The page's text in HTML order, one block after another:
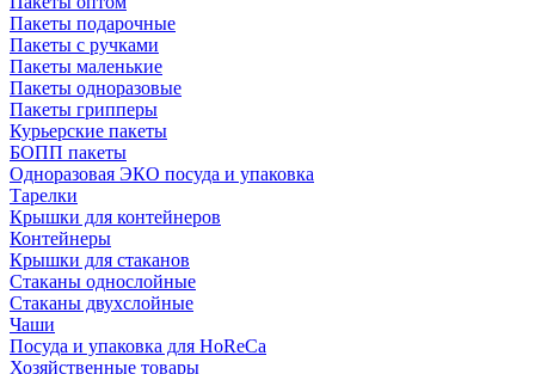
Пакеты подарочные
Пакеты с ручками
Пакеты маленькие
Пакеты одноразовые
Пакеты грипперы
Курьерские пакеты
БОПП пакеты
Одноразовая ЭКО посуда и упаковка
Тарелки
Крышки для контейнеров
Контейнеры
Крышки для стаканов
Стаканы однослойные
Стаканы двухслойные
Чаши
Посуда и упаковка для HoReCa
Хозяйственные товары